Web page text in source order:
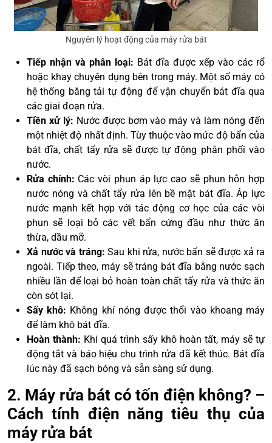
Nguyên lý hoạt động của máy rửa bát
Tiếp nhận và phân loại: Bát đĩa được xếp vào các rổ
hoặc khay chuyên dụng bên trong máy. Một số máy có
hệ thống băng tải tự động để vận chuyển bát đĩa qua
các giai đoạn rửa.
Tiền xử lý: Nước được bơm vào máy và làm nóng đến
một nhiệt độ nhất định. Tùy thuộc vào mức độ bẩn của
bát đĩa, chất tẩy rửa sẽ được tự động phân phối vào
nước.
Rửa chính: Các vòi phun áp lực cao sẽ phun hỗn hợp
nước nóng và chất tẩy rửa lên bề mặt bát đĩa. Áp lực
nước mạnh kết hợp với tác động cơ học của các vòi
phun sẽ loại bỏ các vết bẩn cứng đầu như thức ăn
thừa, dầu mỡ.
Xả nước và tráng: Sau khi rửa, nước bẩn sẽ được xả ra
ngoài. Tiếp theo, máy sẽ tráng bát đĩa bằng nước sạch
nhiều lần để loại bỏ hoàn toàn chất tẩy rửa và thức ăn
còn sót lại.
Sấy khô: Không khí nóng được thổi vào khoang máy
để làm khô bát đĩa.
Hoàn thành: Khi quá trình sấy khô hoàn tất, máy sẽ tự
động tắt và báo hiệu chu trình rửa đã kết thúc. Bát đĩa
lúc này đã sạch bóng và sẵn sàng sử dụng.
2. Máy rửa bát có tốn điện không? –
Cách tính điện năng tiêu thụ của
máy rửa bát